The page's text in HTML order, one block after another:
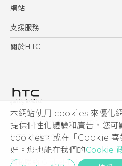
本網站使用 cookies 來優化
提供個性化體驗和廣告。您
cookies，或在「Cookie 喜
好。您也能在我們的Cookie
5G
智能手機
區塊鍊手機
網站
HTC Dev
HTC Research
支援服務
服務中心
關於HTC
私隱政策
產品安全
加入HTC
Security and Privacy
© 2011-2026 HTC Corporation
HTC 法律文件
隱私聯絡:Global-